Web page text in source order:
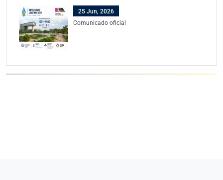
25 Jun, 2026
Comunicado oficial